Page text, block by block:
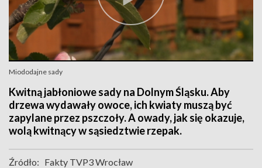
Miododajne sady
Kwitną jabłoniowe sady na Dolnym Śląsku. Aby
drzewa wydawały owoce, ich kwiaty muszą być
zapylane przez pszczoły. A owady, jak się okazuje,
wolą kwitnący w sąsiedztwie rzepak.
Źródło: Fakty TVP3 Wrocław